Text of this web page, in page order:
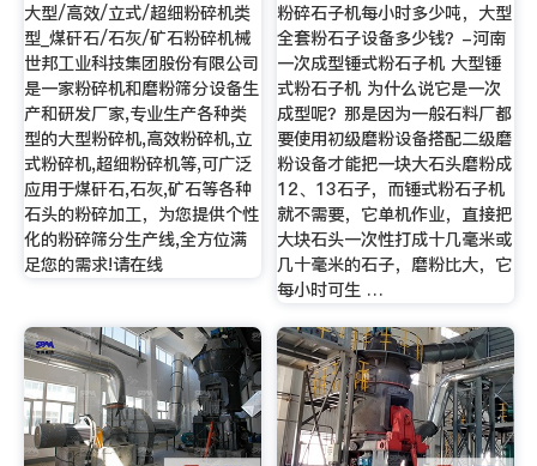
大型/高效/立式/超细粉碎机类
型_煤矸石/石灰/矿石粉碎机械
世邦工业科技集团股份有限公司
是一家粉碎机和磨粉筛分设备生
产和研发厂家,专业生产各种类
型的大型粉碎机,高效粉碎机,立
式粉碎机,超细粉碎机等,可广泛
应用于煤矸石,石灰,矿石等各种
石头的粉碎加工，为您提供个性
化的粉碎筛分生产线,全方位满
足您的需求!请在线
粉碎石子机每小时多少吨，大型
全套粉石子设备多少钱？-河南
一次成型锤式粉石子机 大型锤
式粉石子机 为什么说它是一次
成型呢？那是因为一般石料厂都
要使用初级磨粉设备搭配二级磨
粉设备才能把一块大石头磨粉成
12、13石子，而锤式粉石子机
就不需要，它单机作业，直接把
大块石头一次性打成十几毫米或
几十毫米的石子，磨粉比大，它
每小时可生 …